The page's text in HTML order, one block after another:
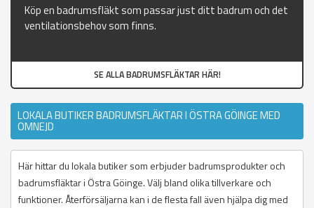
Köp en badrumsfläkt som passar just ditt badrum och det
ventilationsbehov som finns.
SE ALLA BADRUMSFLÄKTAR HÄR!
LOKALA BUTIKER BADRUMSFLÄKTAR I ÖSTRA GÖINGE MED
OMNEJD
Här hittar du lokala butiker som erbjuder badrumsprodukter och
badrumsfläktar i Östra Göinge. Välj bland olika tillverkare och
funktioner. Återförsäljarna kan i de flesta fall även hjälpa dig med